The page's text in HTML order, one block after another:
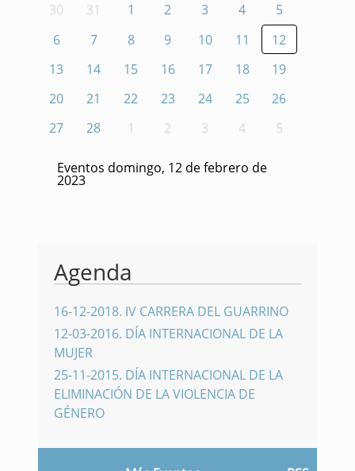
30 31 1 2 3 4
5
6
7 8 9 10 11
12
13
14 15 16 17 18
19
20
21 22 23 24 25
26
27
28 1 2 3 4 5
Eventos domingo, 12 de febrero de
2023
Agenda
16-12-2018. IV CARRERA DEL GUARRINO
12-03-2016. DÍA INTERNACIONAL DE LA
MUJER
25-11-2015. DÍA INTERNACIONAL DE LA
ELIMINACIÓN DE LA VIOLENCIA DE
GÉNERO